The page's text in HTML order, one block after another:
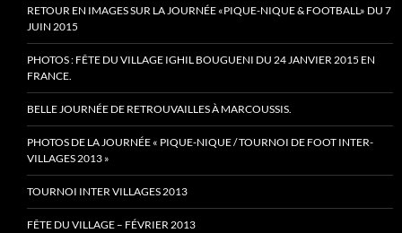
RETOUR EN IMAGES SUR LA JOURNÉE «PIQUE-NIQUE & FOOTBALL» DU 7
JUIN 2015
PHOTOS : FÊTE DU VILLAGE IGHIL BOUGUENI DU 24 JANVIER 2015 EN
FRANCE.
BELLE JOURNÉE DE RETROUVAILLES À MARCOUSSIS.
PHOTOS DE LA JOURNÉE « PIQUE-NIQUE / TOURNOI DE FOOT INTER-
VILLAGES 2013 »
TOURNOI INTER VILLAGES 2013
FÊTE DU VILLAGE – FÉVRIER 2013